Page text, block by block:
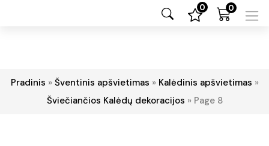
0 0
Pradinis » Šventinis apšvietimas » Kalėdinis apšvietimas »
Šviečiančios Kalėdų dekoracijos » Page 8